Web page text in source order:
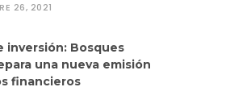
26, 2021
inversión: Bosques
una nueva emisión
financieros